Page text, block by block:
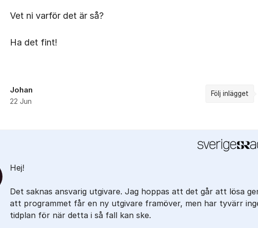
Vet ni varför det är så?
Ha det fint!
Johan
22 Jun
Följ inlägget
Hej!
Det saknas ansvarig utgivare. Jag hoppas att det går att lösa
att programmet får en ny utgivare framöver, men har tyvärr
tidplan för när detta i så fall kan ske.